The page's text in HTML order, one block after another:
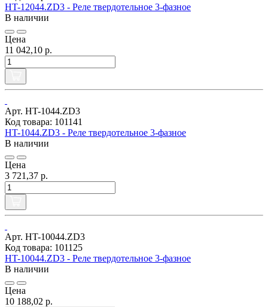
HT-12044.ZD3 - Реле твердотельное 3-фазное
В наличии
Цена
11 042,10 р.
Арт. HT-1044.ZD3
Код товара: 101141
HT-1044.ZD3 - Реле твердотельное 3-фазное
В наличии
Цена
3 721,37 р.
Арт. HT-10044.ZD3
Код товара: 101125
HT-10044.ZD3 - Реле твердотельное 3-фазное
В наличии
Цена
10 188,02 р.